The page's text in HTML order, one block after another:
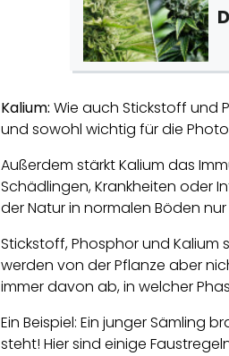
Kalium: Wie auch Stickstoff und
und sowohl wichtig für die
Außerdem stärkt Kalium das
Schädlingen, Krankheiten oder
der Natur in normalen Böden
Stickstoff, Phosphor und
werden von der Pflanze aber
immer davon ab, in welcher
Ein Beispiel: Ein junger Sämling
steht! Hier sind einige